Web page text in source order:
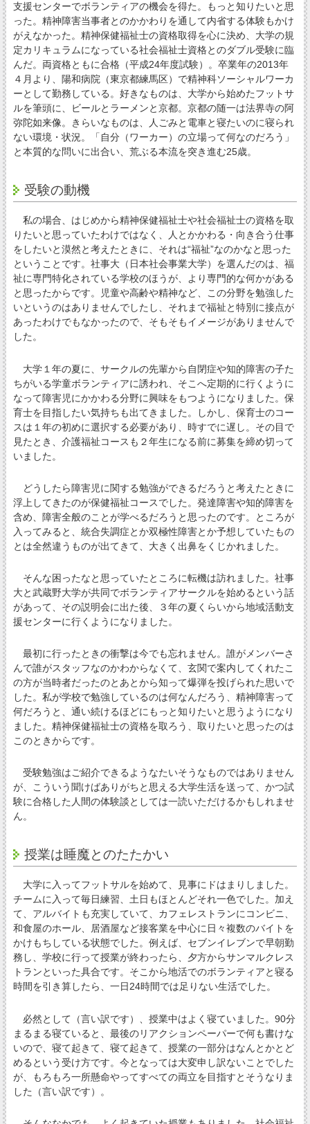
支援センターでボランティアの機会を得た。もっと知りたいと思
った。精神障害当事者とのかかわりを通して内省する体験もかけ
がえなかった。精神保健福祉士の資格取得を心に決め、大学の規
定カリキュラムになっている社会福祉士資格とのダブル受験に臨
んだ。両資格ともに合格（平成24年度試験）。卒業年の2013年
４月より、陽和病院（東京都練馬区）で精神科ソーシャルワーカ
ーとして勤務している。好きなものは、大学から始めたフットサ
ルを筆頭に、ビールとラーメンと京都。京都の随一は法界寺の阿
弥陀如来像。きらいなものは、人ごみと電車と寝たいのに寝られ
ない環境・状況。「自分（ワーカー）の立場って何なのだろう」
と本質的な問いに出合い、荒ぶる本流を突き進む25歳。
受験の動機
私の場合、はじめから精神保健福祉士や社会福祉士の資格を取
りたいと思っていたわけではなく、人とかかわる・向き合う仕事
をしたいと漠然と考えたときに、それは“福祉”なのかなと思った
ということです。社事大（日本社会事業大学）を選んだのは、福
祉に専門特化されている学校のほうが、より専門的な何かがある
と思ったからです。児童や高齢や精神など、この分野を勉強した
いというのはありませんでしたし、それまで福祉と特別に接点が
あったわけでもなかったので、そもそもイメージがありませんで
した。
大学１年の夏に、サークルの先輩から自閉症や知的障害の子た
ちがいる学童ボランティアに誘われ、そこへ定期的に行くように
なって障害児にかかわる分野に興味をもつようになりました。保
育士を目指したい気持ちも出てきました。しかし、保育士のコー
スは１年の初めに選択する必要があり、時すでに遅し。その目で
見たとき、介護福祉コースも２年生になる前に募集を締め切って
いました。
どうしたら障害児に関する勉強ができるだろうと考えたときに
浮上してきたのが保健福祉コースでした。発達障害や知的障害を
含め、障害全般のことが学べるだろうと思ったのです。ところが
入ってみると、統合失調症とか双極性障害とか予想していたもの
とは全然違うものが出てきて、大きく出鼻をくじかれました。
そんな困ったなと思っていたところに転機は訪れました。社事
大と武蔵野大学が共同でボランティアサークルを始めるという話
があって、その説明会に出た後、３年の夏くらいから地域活動支
援センターに行くようになりました。
最初に行ったときの衝撃は今でも忘れません。誰がメンバーさ
んで誰がスタッフなのかわからなくて、玄関で案内してくれたこ
の方が当時者だったのとあとから知って爆弾を投げられた思いで
した。私が学校で勉強しているのは何なんだろう、精神障害って
何だろうと、通い続けるほどにもっと知りたいと思うようになり
ました。精神保健福祉士の資格を取ろう、取りたいと思ったのは
このときからです。
受験勉強はご紹介できるようなたいそうなものではありません
が、こういう聞けばありがちと思える大学生活を送って、かつ試
験に合格した人間の体験談としては一読いただけるかもしれませ
ん。
授業は睡魔とのたたかい
大学に入ってフットサルを始めて、見事にドはまりしました。
チームに入って毎日練習、土日もほとんどそれ一色でした。加え
て、アルバイトも充実していて、カフェレストランにコンビニ、
和食屋のホール、居酒屋など接客業を中心に日々複数のバイトを
かけもちしている状態でした。例えば、セブンイレブンで早朝勤
務し、学校に行って授業が終わったら、夕方からサンマルクレス
トランといった具合です。そこから地活でのボランティアと寝る
時間を引き算したら、一日24時間では足りない生活でした。
必然として（言い訳です）、授業中はよく寝ていました。90分
まるまる寝ていると、最後のリアクションペーパーで何も書けな
いので、寝て起きて、寝て起きて、授業の一部分はなんとかとど
めるという受け方です。今となっては大変申し訳ないことでした
が、もろもろ一所懸命やってすべての両立を目指すとそうなりま
した（言い訳です）。